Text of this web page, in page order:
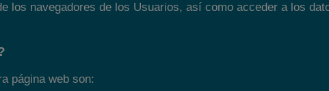
los navegadores de los Usuarios, así como acceder a los
página web son: